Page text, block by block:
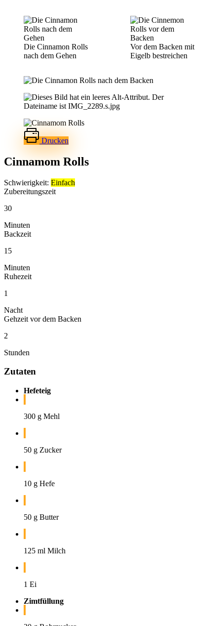
Die Cinnamon Rolls
nach dem Gehen
Vor dem Backen mit
Eigelb bestreichen
Drucken
Cinnamom Rolls
Schwierigkeit: Einfach
Zubereitungszeit
30
Minuten
Backzeit
15
Minuten
Ruhezeit
1
Nacht
Gehzeit vor dem Backen
2
Stunden
Zutaten
Hefeteig
300 g Mehl
50 g Zucker
10 g Hefe
50 g Butter
125 ml Milch
1 Ei
Zimtfüllung